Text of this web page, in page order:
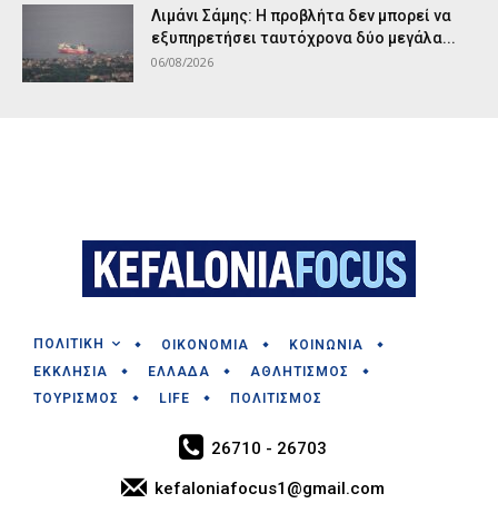
Λιμάνι Σάμης: Η προβλήτα δεν μπορεί να
εξυπηρετήσει ταυτόχρονα δύο μεγάλα...
06/08/2026
ΠΟΛΙΤΙΚΗ ΟΙΚΟΝΟΜΙΑ
ΚΟΙΝΩΝΙΑ
ΕΚΚΛΗΣΙΑ
ΕΛΛΑΔΑ
ΑΘΛΗΤΙΣΜΟΣ
ΤΟΥΡΙΣΜΟΣ
LIFE ΠΟΛΙΤΙΣΜΟΣ
26710 - 26703
kefaloniafocus1@gmail.com